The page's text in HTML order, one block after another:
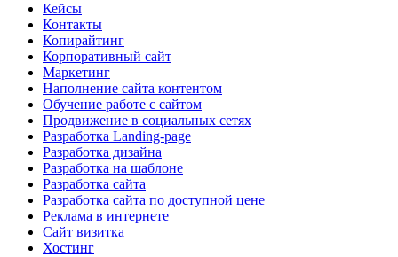
Кейсы
Контакты
Копирайтинг
Корпоративный сайт
Маркетинг
Наполнение сайта контентом
Обучение работе с сайтом
Продвижение в социальных сетях
Разработка Landing-page
Разработка дизайна
Разработка на шаблоне
Разработка сайта
Разработка сайта по доступной цене
Реклама в интернете
Сайт визитка
Хостинг